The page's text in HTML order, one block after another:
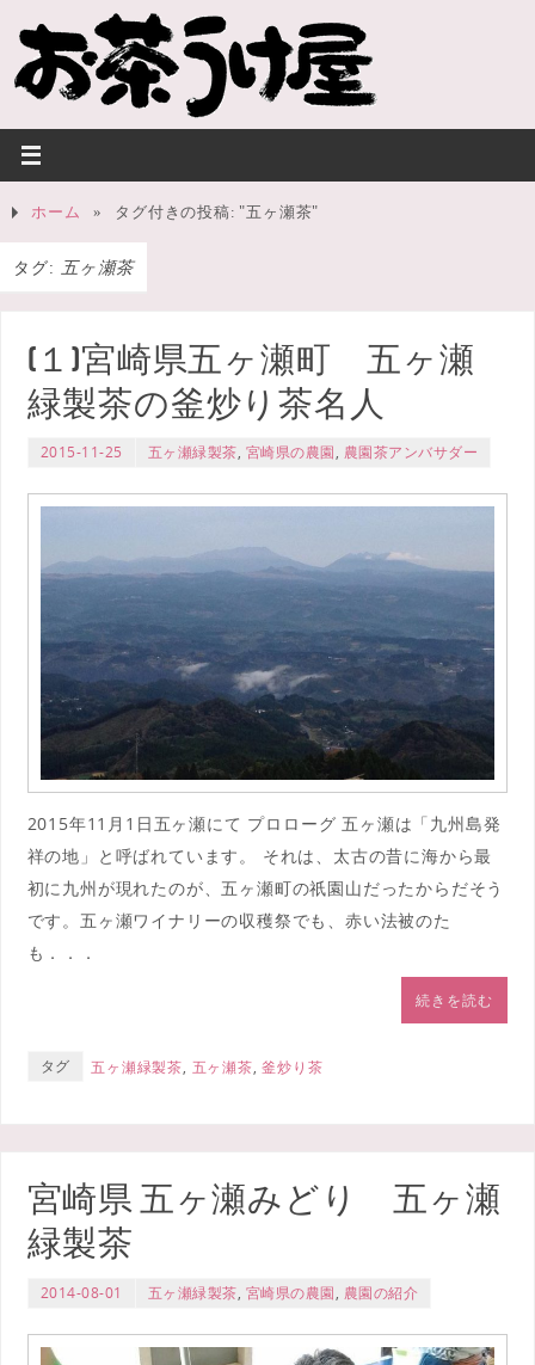
ホーム » タグ付きの投稿: "五ヶ瀬茶"
タグ: 五ヶ瀬茶
(１)宮崎県五ヶ瀬町 五ヶ瀬
緑製茶の釜炒り茶名人
2015-11-25 五ヶ瀬緑製茶, 宮崎県の農園, 農園茶アンバサダー
2015年11月1日五ヶ瀬にて プロローグ 五ヶ瀬は「九州島発
祥の地」と呼ばれています。 それは、太古の昔に海から最
初に九州が現れたのが、五ヶ瀬町の祇園山だったからだそう
です。五ヶ瀬ワイナリーの収穫祭でも、赤い法被のた
も．．．
続きを読む
タグ 五ヶ瀬緑製茶, 五ヶ瀬茶,釜炒り茶
宮崎県 五ヶ瀬みどり 五ヶ瀬
緑製茶
2014-08-01 五ヶ瀬緑製茶, 宮崎県の農園, 農園の紹介